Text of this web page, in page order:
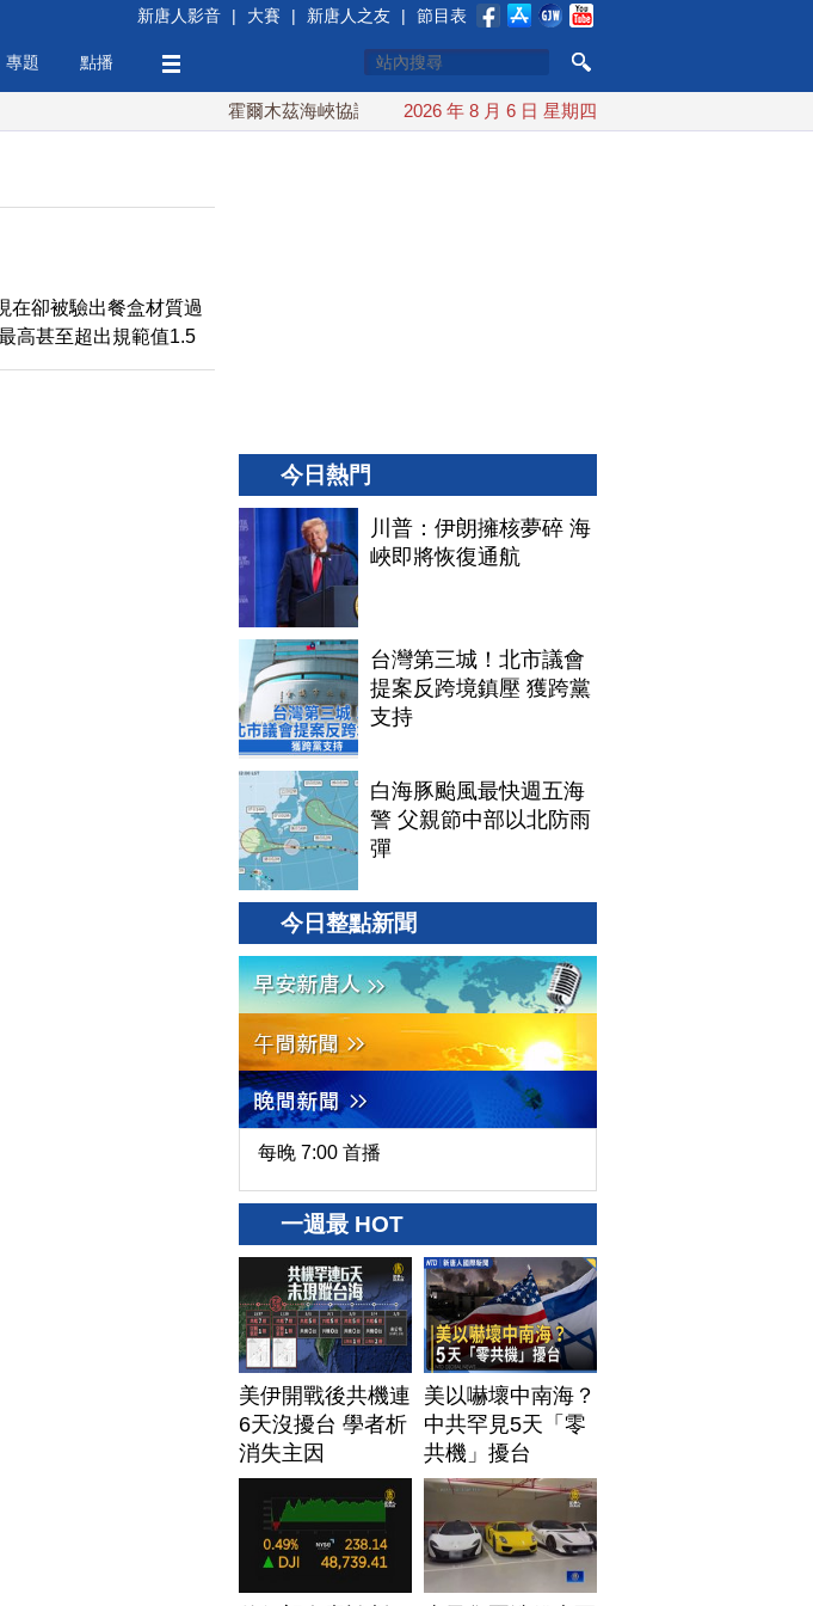
新唐人影音 | 大賽 | 新唐人之友 | 節目表
專題 點播
霍爾木茲海峽協議將達成？伊朗傳不收通行費
2026 年 8 月 6 日 星期四
在卻被驗出餐盒材質過
高甚至超出規範值1.5
要高溫3000度才會融
影響生殖能力，台鐵也
今日熱門
川普：伊朗擁核夢碎 海
峽即將恢復通航
台灣第三城！北市議會
提案反跨境鎮壓 獲跨黨
支持
白海豚颱風最快週五海
警 父親節中部以北防雨
彈
今日整點新聞
每晚 7:00 首播
一週最 HOT
美伊開戰後共機連
6天沒擾台 學者析
消失主因
美以嚇壞中南海？
中共罕見5天「零
共機」擾台